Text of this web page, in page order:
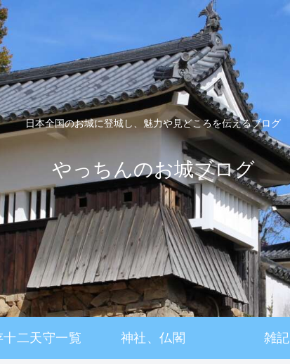
日本全国のお城に登城し、魅力や見どころを伝えるブログ
やっちんのお城ブログ
十二天守一覧 神社、仏閣 雑記